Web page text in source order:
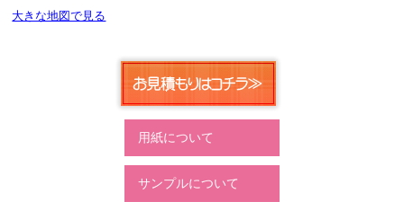
大きな地図で見る
用紙について
サンプルについて